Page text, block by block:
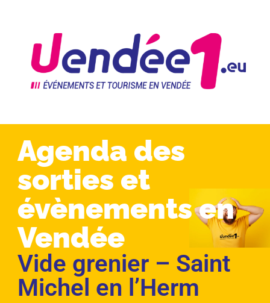
Agenda des
sorties et
évènements en
Vendée
Vide grenier – Saint
Michel en l’Herm